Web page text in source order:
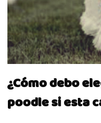
¿Cómo debo
poodle si esta